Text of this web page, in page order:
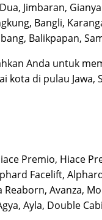
Jimbaran,
Bangli,
Balikpapan,
Anda untuk
di pulau Jawa,
Premio, Hiace
Facelift,
Avanza,
Ayla, Double